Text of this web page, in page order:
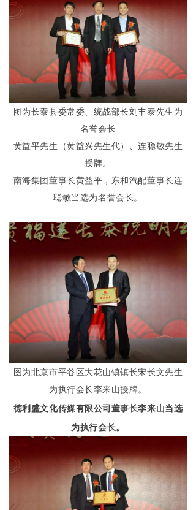
图为长泰县委常委、统战部长刘丰泰先生为
名誉会长
黄益平先生（黄益兴先生代）、连聪敏先生
授牌。
南海集团董事长黄益平，东和汽配董事长连
聪敏当选为名誉会长。
图为北京市平谷区大花山镇镇长宋长文先生
为执行会长李来山授牌。
德利盛文化传媒有限公司董事长李来山当选
为执行会长。